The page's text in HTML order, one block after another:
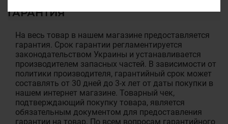
ГАРАНТИЯ
На весь товар в нашем магазине предоставляется
гарантия. Срок гарантии регламентируется
законодательством Украины и устанавливается
производителем запасных частей. В зависимости от
политики производителя, гарантийный срок может
составлять от 30 дней до 3-х лет от даты покупки в
нашем интернет магазине. Товарный чек,
подтверждающий покупку товара, является
обязательным документом для предоставления
гарантии на товар. По всем вопросам гарантийного